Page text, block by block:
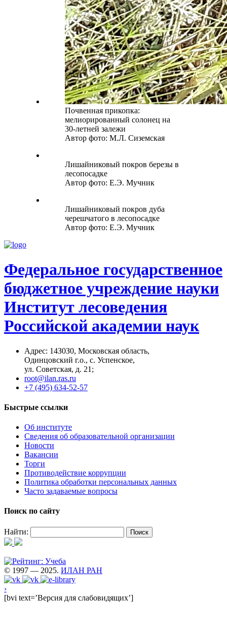
Почвенная прикопка:
мелиорированный солонец на
30-летней залежи
Автор фото: М.Л. Сиземская
Лишайниковый покров березы в
лесопосадке
Автор фото: Е.Э. Мучник
Лишайниковый покров дуба
черешчатого в лесопосадке
Автор фото: Е.Э. Мучник
Федеральное государственное
бюджетное учреждение науки
Институт лесоведения
Российской академии наук
Адрес: 14З0З0, Московская область,
Одинцовский г.о., с. Успенское,
ул. Советская, д. 21;
root@ilan.ras.ru
+7 (495) 634-52-57
Быстрые ссылки
Об институте
Сведения об образовательной организации
Новости
Вакансии
Торги
Противодействие коррупции
Политика обработки персональных данных
Часто задаваемые вопросы
Поиск по сайту
Найти:
© 1997 — 2025. ИЛАН РАН
›
[bvi text=’Версия для слабовидящих’]